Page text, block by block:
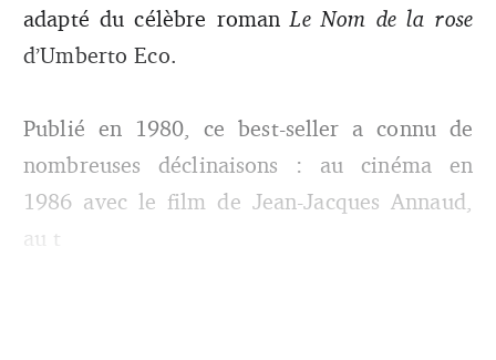
adapté du célèbre roman Le Nom de la rose
d’Umberto Eco.
Publié en 1980, ce best-seller a connu de
nombreuses déclinaisons : au cinéma en
1986 avec le film de Jean-Jacques Annaud,
au t